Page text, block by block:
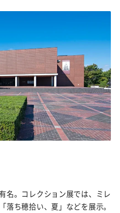
名。コレクション展では、ミレ
落ち穂拾い、夏」などを展示。